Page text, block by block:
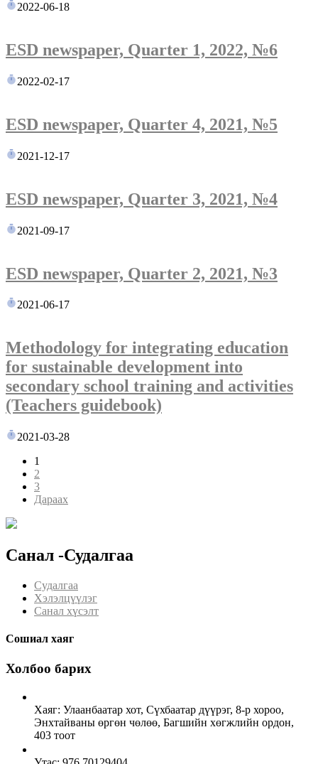
2022-06-18
ESD newspaper, Quarter 1, 2022, №6
2022-02-17
ESD newspaper, Quarter 4, 2021, №5
2021-12-17
ESD newspaper, Quarter 3, 2021, №4
2021-09-17
ESD newspaper, Quarter 2, 2021, №3
2021-06-17
Methodology for integrating education
for sustainable development into
secondary school training and activities
(Teachers guidebook)
2021-03-28
1
2
3
Дараах
Санал -Судалгаа
Судалгаа
Хэлэлцүүлэг
Санал хүсэлт
Сошиал хаяг
Холбоо барих
Хаяг: Улаанбаатар хот, Сүхбаатар дүүрэг, 8-р хороо,
Энхтайваны өргөн чөлөө, Багшийн хөгжлийн ордон,
403 тоот